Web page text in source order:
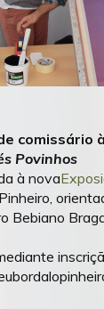
comissário
Povinhos
à nova
Bebiano